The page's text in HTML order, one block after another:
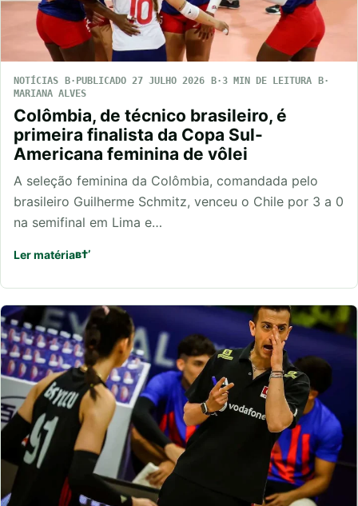
NOTÍCIAS PUBLICADO 27 JULHO 2026
3 MIN DE LEITURA
MARIANA ALVES
Colômbia, de técnico brasileiro, é
primeira finalista da Copa Sul-
Americana feminina de vôlei
A seleção feminina da Colômbia, comandada pelo
brasileiro Guilherme Schmitz, venceu o Chile por 3 a 0
na semifinal em Lima e…
Ler matéria